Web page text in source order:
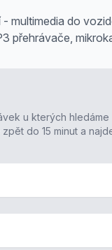
multimedia do
přehrávače,
u kterých hledáme
do 15 minut a